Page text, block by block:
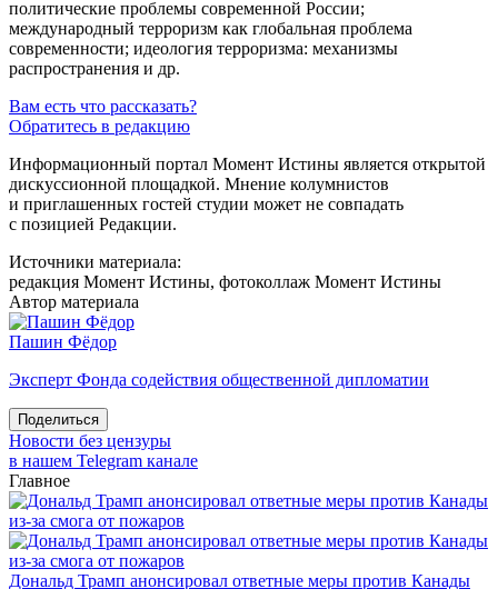
политические проблемы современной России;
международный терроризм как глобальная проблема
современности; идеология терроризма: механизмы
распространения и др.
Вам есть что рассказать?
Обратитесь в редакцию
Информационный портал Момент Истины является открытой
дискуссионной площадкой. Мнение колумнистов
и приглашенных гостей студии может не совпадать
с позицией Редакции.
Источники материала:
редакция Момент Истины, фотоколлаж Момент Истины
Автор материала
Пашин Фёдор
Эксперт Фонда содействия общественной дипломатии
Поделиться
Новости без цензуры
в нашем Telegram канале
Главное
Дональд Трамп анонсировал ответные меры против Канады